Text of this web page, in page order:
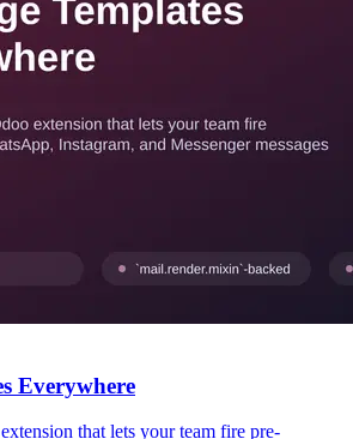
Everywhere
that lets your team fire pre-